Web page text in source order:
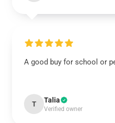
A good buy for school or
T Talia
Verified owner